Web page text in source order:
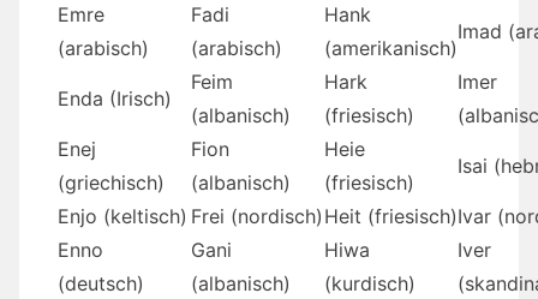
Emre
(arabisch)
Fadi
(arabisch)
Hank
(amerikanisch)
Imad
Enda (Irisch)
Feim
(albanisch)
Hark
(friesisch)
Imer
Enej
(griechisch)
Fion
(albanisch)
Heie
(friesisch)
Isai
Enjo (keltisch) Frei (nordisch) Heit (friesisch)Ivar
Enno
(deutsch)
Gani
(albanisch)
Hiwa
(kurdisch)
Iver